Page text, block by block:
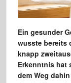
Ein gesunder
wusste bereits
knapp
Erkenntnis hat
dem Weg